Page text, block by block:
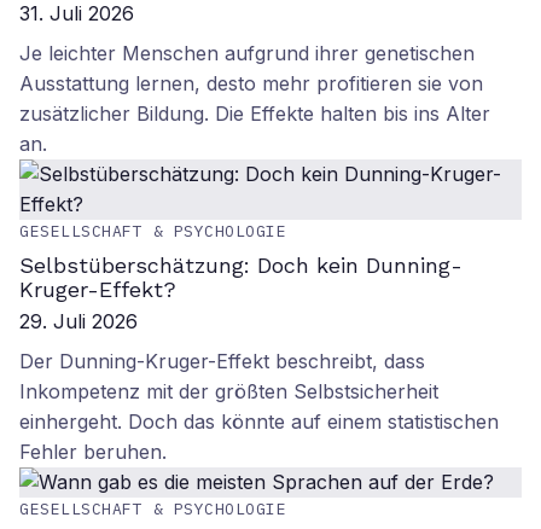
31. Juli 2026
Je leichter Menschen aufgrund ihrer genetischen
Ausstattung lernen, desto mehr profitieren sie von
zusätzlicher Bildung. Die Effekte halten bis ins Alter
an.
GESELLSCHAFT & PSYCHOLOGIE
Selbstüberschätzung: Doch kein Dunning-
Kruger-Effekt?
29. Juli 2026
Der Dunning-Kruger-Effekt beschreibt, dass
Inkompetenz mit der größten Selbstsicherheit
einhergeht. Doch das könnte auf einem statistischen
Fehler beruhen.
GESELLSCHAFT & PSYCHOLOGIE